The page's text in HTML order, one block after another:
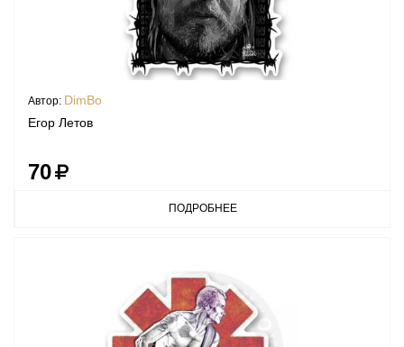
Автор: DimBo
Егор Летов
70
ПОДРОБНЕЕ